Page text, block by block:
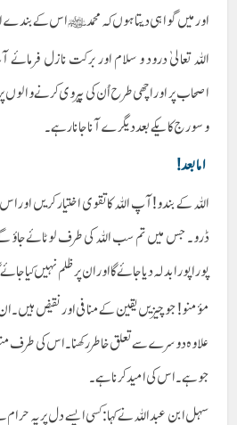
اور میں گواہی دیتا ہوں کہ محمد ﷺ اس کے
اللہ تعالیٰ درود و سلام اور برکت نازل
اصحاب پر اور اچھی طرح اُن کی پیروی کرنے
و سورج کا یکے بعد دیگرے آنا جانا رہے۔
اما بعد !
اللہ کے بندو! آپ اللہ کا تقوی اختیار کریں
ڈرو۔ جس میں تم سب اللہ کی طرف لوٹائے جاؤ
پورا پورا بدلہ دیا جائے گا اور ان پر ظلم نہیں کیا جائے
مؤمنو! جو چیزیں یقین کے منافی اور نقیض ہیں۔
علاوہ دوسرے سے تعلق خاطر رکھنا۔ اس کی طرف
جو ہے۔ اس کی امید کرنا ہے۔
سہل ابن عبد اللہ نے کہا : کسی ایسے دل پر یہ حرام